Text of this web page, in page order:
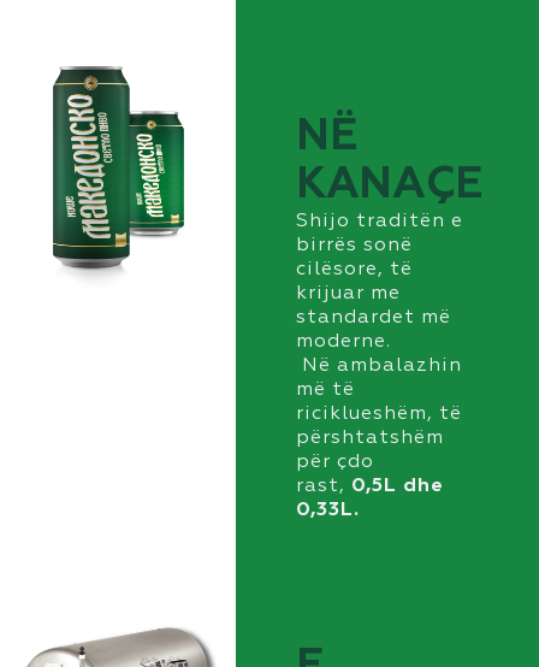
NË
KANАÇE
S hijo traditën e
birrës sonë
cilësore, të
krijuar me
standardet më
moderne.
Në ambalazhin
më të
riciklueshëm, të
përshtatshëm
për çdo
rast, 0,5 L dhe
0,33 L.